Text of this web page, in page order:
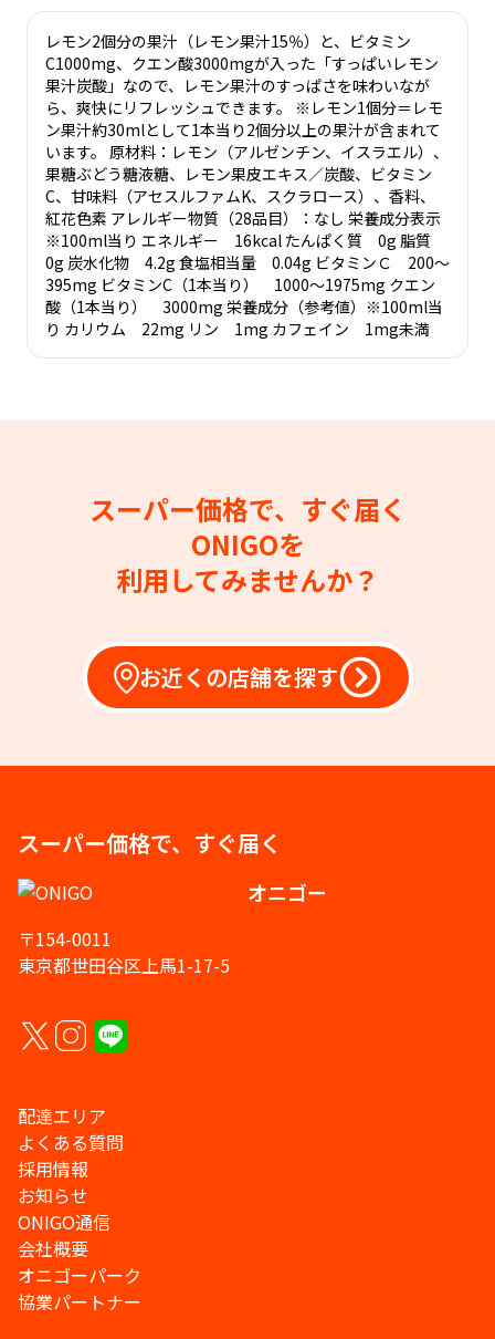
レモン2個分の果汁（レモン果汁15％）と、ビタミン
C1000mg、クエン酸3000mgが入った「すっぱいレモン
果汁炭酸」なので、レモン果汁のすっぱさを味わいなが
ら、爽快にリフレッシュできます。 ※レモン1個分＝レモ
ン果汁約30mlとして1本当り2個分以上の果汁が含まれて
います。 原材料：レモン（アルゼンチン、イスラエル）、
果糖ぶどう糖液糖、レモン果皮エキス／炭酸、ビタミン
C、甘味料（アセスルファムK、スクラロース）、香料、
紅花色素 アレルギー物質（28品目）：なし 栄養成分表示
※100ml当り エネルギー 16kcal たんぱく質 0g 脂質
0g 炭水化物 4.2g 食塩相当量 0.04g ビタミンＣ 200～
395mg ビタミンC（1本当り） 1000～1975mg クエン
酸（1本当り） 3000mg 栄養成分（参考値）※100ml当
り カリウム 22mg リン 1mg カフェイン 1mg未満
スーパー価格で、すぐ届く
ONIGOを
利用してみませんか？
お近くの店舗を探す
スーパー価格で、すぐ届く
オニゴー
〒154-0011
東京都世田谷区上馬1-17-5
配達エリア
よくある質問
採用情報
お知らせ
ONIGO通信
会社概要
オニゴーパーク
協業パートナー